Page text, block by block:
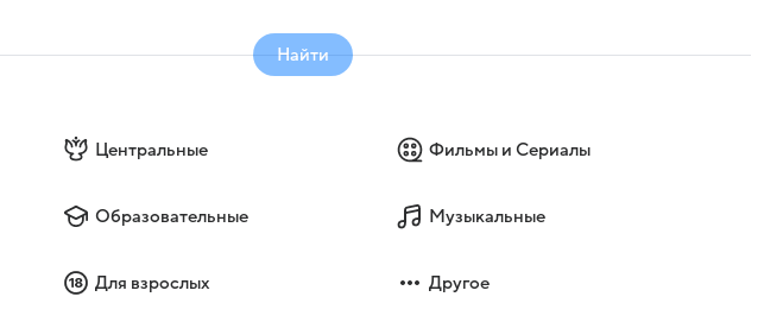
Найти
Центральные Фильмы и Сериалы
Образовательные Музыкальные
Для взрослых Другое